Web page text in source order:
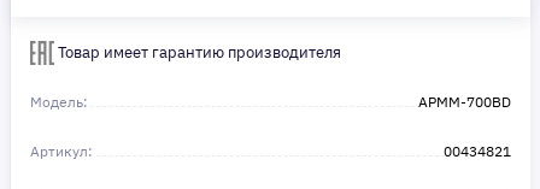
Товар имеет гарантию производителя
Модель: APMM-700BD
Артикул: 00434821